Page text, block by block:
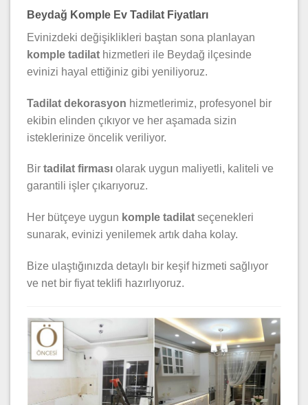
Beydağ Komple Ev Tadilat Fiyatları
Evinizdeki değişiklikleri baştan sona planlayan
komple tadilat hizmetleri ile Beydağ ilçesinde
evinizi hayal ettiğiniz gibi yeniliyoruz.
Tadilat dekorasyon hizmetlerimiz, profesyonel bir
ekibin elinden çıkıyor ve her aşamada sizin
isteklerinize öncelik veriliyor.
Bir tadilat firması olarak uygun maliyetli, kaliteli ve
garantili işler çıkarıyoruz.
Her bütçeye uygun komple tadilat seçenekleri
sunarak, evinizi yenilemek artık daha kolay.
Bize ulaştığınızda detaylı bir keşif hizmeti sağlıyor
ve net bir fiyat teklifi hazırlıyoruz.